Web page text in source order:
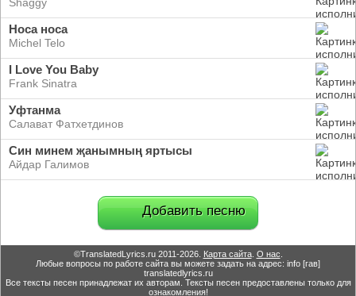
Носа носа
Michel Telo
I Love You Baby
Frank Sinatra
Уфтанма
Салават Фатхетдинов
Син минем җанымның яртысы
Айдар Галимов
Добавить песню
©TranslatedLyrics.ru 2011-2026. Карта сайта. О нас
Любые вопросы по работе сайта вы можете задать на адрес: info [гав]
translatedlyrics.ru
Все тексты песен принадлежат их авторам. Тексты песен предоставлены только для
ознакомления!